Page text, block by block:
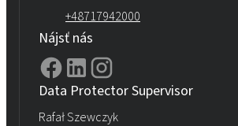
+48717942000
Nájsť nás
Data Protector Supervisor
Rafał Szewczyk